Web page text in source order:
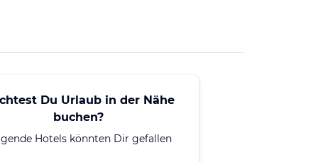
Du Urlaub in der Nähe
buchen?
Hotels könnten Dir gefallen